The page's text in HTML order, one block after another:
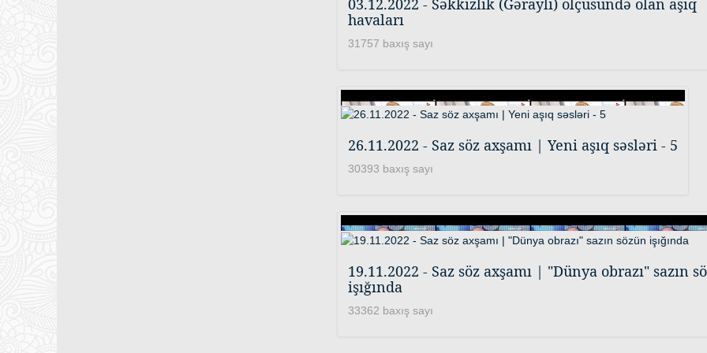
03.12.2022 - Səkkizlik (Gəraylı) ölçüsündə olan aşıq
havaları
31757 baxış sayı
26.11.2022 - Saz söz axşamı | Yeni aşıq səsləri - 5
30393 baxış sayı
19.11.2022 - Saz söz axşamı | "Dünya obrazı" sazın
işığında
33362 baxış sayı